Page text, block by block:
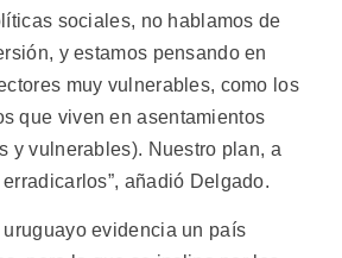
sociales, no hablamos de
y estamos pensando en
muy vulnerables, como los
que viven en asentamientos
y vulnerables). Nuestro plan, a
añadió Delgado.
evidencia un país